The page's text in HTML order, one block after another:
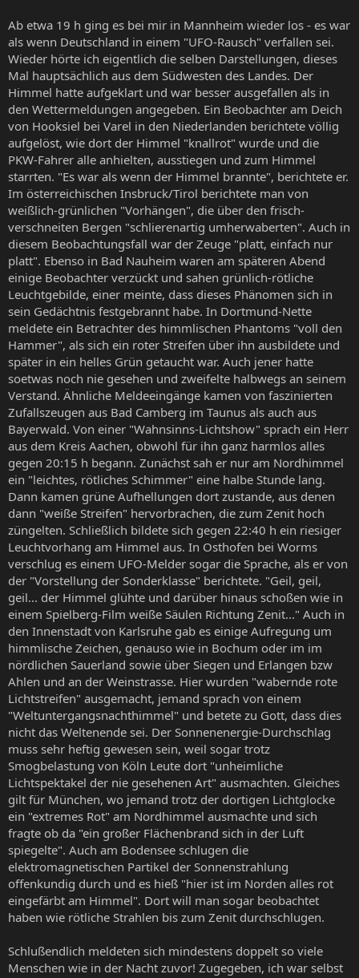
Ab etwa 19 h ging es bei mir in Mannheim wieder los - es war
als wenn Deutschland in einem "UFO-Rausch" verfallen sei.
Wieder hörte ich eigentlich die selben Darstellungen, dieses
Mal hauptsächlich aus dem Südwesten des Landes. Der
Himmel hatte aufgeklart und war besser ausgefallen als in
den Wettermeldungen angegeben. Ein Beobachter am Deich
von Hooksiel bei Varel in den Niederlanden berichtete völlig
aufgelöst, wie dort der Himmel "knallrot" wurde und die
PKW-Fahrer alle anhielten, ausstiegen und zum Himmel
starrten. "Es war als wenn der Himmel brannte", berichtete er.
Im österreichischen Insbruck/Tirol berichtete man von
weißlich-grünlichen "Vorhängen", die über den frisch-
verschneiten Bergen "schlierenartig umherwaberten". Auch in
diesem Beobachtungsfall war der Zeuge "platt, einfach nur
platt". Ebenso in Bad Nauheim waren am späteren Abend
einige Beobachter verzückt und sahen grünlich-rötliche
Leuchtgebilde, einer meinte, dass dieses Phänomen sich in
sein Gedächtnis festgebrannt habe. In Dortmund-Nette
meldete ein Betrachter des himmlischen Phantoms "voll den
Hammer", als sich ein roter Streifen über ihn ausbildete und
später in ein helles Grün getaucht war. Auch jener hatte
soetwas noch nie gesehen und zweifelte halbwegs an seinem
Verstand. Ähnliche Meldeeingänge kamen von faszinierten
Zufallszeugen aus Bad Camberg im Taunus als auch aus
Bayerwald. Von einer "Wahnsinns-Lichtshow" sprach ein Herr
aus dem Kreis Aachen, obwohl für ihn ganz harmlos alles
gegen 20:15 h begann. Zunächst sah er nur am Nordhimmel
ein "leichtes, rötliches Schimmer" eine halbe Stunde lang.
Dann kamen grüne Aufhellungen dort zustande, aus denen
dann "weiße Streifen" hervorbrachen, die zum Zenit hoch
züngelten. Schließlich bildete sich gegen 22:40 h ein riesiger
Leuchtvorhang am Himmel aus. In Osthofen bei Worms
verschlug es einem UFO-Melder sogar die Sprache, als er von
der "Vorstellung der Sonderklasse" berichtete. "Geil, geil,
geil... der Himmel glühte und darüber hinaus schoßen wie in
einem Spielberg-Film weiße Säulen Richtung Zenit..." Auch in
den Innenstadt von Karlsruhe gab es einige Aufregung um
himmlische Zeichen, genauso wie in Bochum oder im im
nördlichen Sauerland sowie über Siegen und Erlangen bzw
Ahlen und an der Weinstrasse. Hier wurden "wabernde rote
Lichtstreifen" ausgemacht, jemand sprach von einem
"Weltuntergangsnachthimmel" und betete zu Gott, dass dies
nicht das Weltenende sei. Der Sonnenenergie-Durchschlag
muss sehr heftig gewesen sein, weil sogar trotz
Smogbelastung von Köln Leute dort "unheimliche
Lichtspektakel der nie gesehenen Art" ausmachten. Gleiches
gilt für München, wo jemand trotz der dortigen Lichtglocke
ein "extremes Rot" am Nordhimmel ausmachte und sich
fragte ob da "ein großer Flächenbrand sich in der Luft
spiegelte". Auch am Bodensee schlugen die
elektromagnetischen Partikel der Sonnenstrahlung
offenkundig durch und es hieß "hier ist im Norden alles rot
eingefärbt am Himmel". Dort will man sogar beobachtet
haben wie rötliche Strahlen bis zum Zenit durchschlugen.
Schlußendlich meldeten sich mindestens doppelt so viele
Menschen wie in der Nacht zuvor! Zugegeben, ich war selbst